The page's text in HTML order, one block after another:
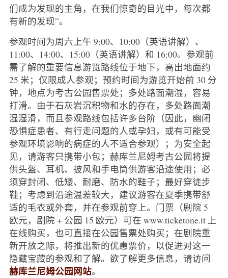
们成为发现的主角，在我们惊奇的目光中，每次都
有新的发现”。
参观时间为周六上午 9:00、10:00（英语讲解）、
11:00、14:00、15:00（英语讲解）和 16:00。参观前
需了解的重要信息游览路线位于地下，高出地面约
25 米；仅限成人参观；预约时间为游览开始前 30 分
钟，地点为考古公园售票处；多处路面潮湿，容易
打滑。由于石灰岩沉积物和水的存在，多处路面潮
湿湿滑，而且参观路线包括许多台阶（因此，幽闭
恐惧症患者、有行走问题的人或孕妇，或有可能受
参观环境影响的病症的人不适合参观）；为安全起
见，请游客只携带小包；赫库兰尼姆考古公园将提
供头盔、耳机、披风和手电筒供游客沿途使用；必
须穿封闭、低矮、耐磨、防水的鞋子；最好穿徒步
鞋；考虑到沿途温差较大，建议游客在夏季携带舒
适的毛衣或外套，并在参观前穿上。门票（剧院 5
欧元，剧院 + 公园 15 欧元）可在 www.ticketone.it 上
在线购买，也可直接在公园售票处购买；在剧院重
新开放之际，将推出新的优惠票价，以促进对这一
隐藏宝藏的参观和了解。欲了解更多信息，请访问
赫库兰尼姆公园网站。